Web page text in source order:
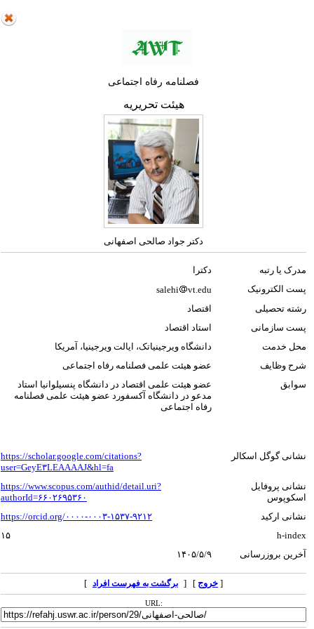
فصلنامه رفاه اجتماعی
هیئت تحریریه
دکتر جواد صالحی اصفهانی
مدرک یا رتبه
دکترا
پست الکترونیک
salehi
vt.edu
رشته تحصیلی
اقتصاد
پست سازمانی
استاد اقتصاد
محل خدمت
دانشگاه ویرجینیاتک، ایالت ویرجینیا، آمریکا
شرح وظایف
عضو هیئت علمی فصلنامه رفاه اجتماعی
سوابق
عضو هیئت علمی اقتصاد در دانشگاه پنسیلوانیا استاد
مدعو در دانشگاه آکسفورد عضو هیئت علمی فصلنامه
رفاه اجتماعی
نشانی گوگل اسکالر
https://scholar.google.com/citations?
user=GeyE۳LEAAAAJ&hl=fa
نشانی پروفایل
اسکوپوس
https://www.scopus.com/authid/detail.uri?
authorId=۶۶۰۲۶۹۵۳۶۰
نشانی ارکید
https://orcid.org/۰۰۰۰-۰۰۰۳-۱۵۳۷-۹۲۱۲
h-index
۱۵
آخرین بروزرسانی
۱۴۰۵/۵/۹
خروج] [ برگشت به فهرست افراد ]
URL: